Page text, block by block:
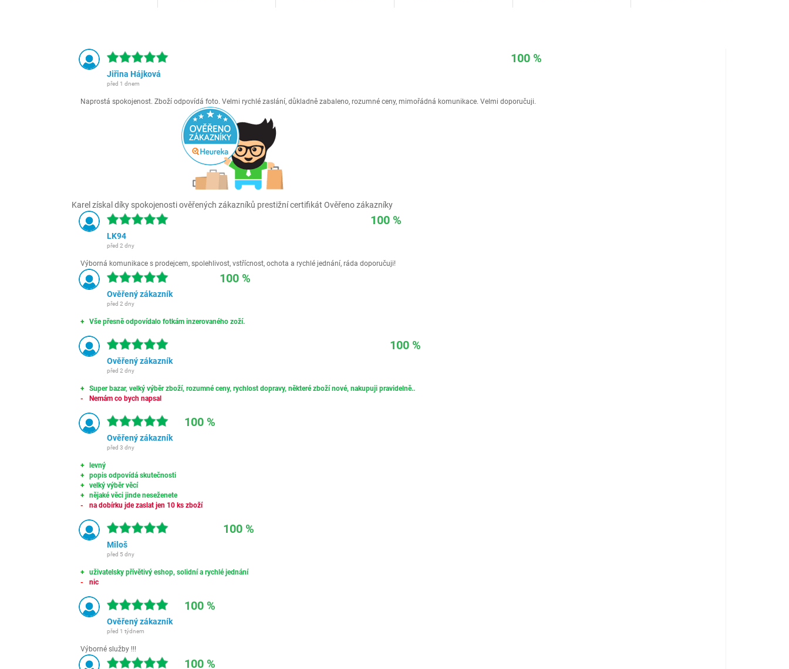
100 %
Jiřina Hájková
před 1 dnem
Naprostá spokojenost. Zboží odpovídá foto. Velmi rychlé zaslání, důkladně zabaleno, rozumné ceny, mimořádná komunikace. Velmi doporučuji.
Karel získal díky spokojenosti ověřených zákazníků prestižní certifikát Ověřeno zákazníky
100 %
LK94
před 2 dny
Výborná komunikace s prodejcem, spolehlivost, vstřícnost, ochota a rychlé jednání, ráda doporučuji!
100 %
Ověřený zákazník
před 2 dny
Vše přesně odpovídalo fotkám inzerovaného zoží.
100 %
Ověřený zákazník
před 2 dny
Super bazar, velký výběr zboží, rozumné ceny, rychlost dopravy, některé zboží nové, nakupuji pravidelně..
Nemám co bych napsal
100 %
Ověřený zákazník
před 3 dny
levný
popis odpovídá skutečnosti
velký výběr věcí
nějaké věci jinde neseženete
na dobírku jde zaslat jen 10 ks zboží
100 %
Miloš
před 5 dny
uživatelsky přívětivý eshop, solidní a rychlé jednání
nic
100 %
Ověřený zákazník
před 1 týdnem
Výborné služby !!!
100 %